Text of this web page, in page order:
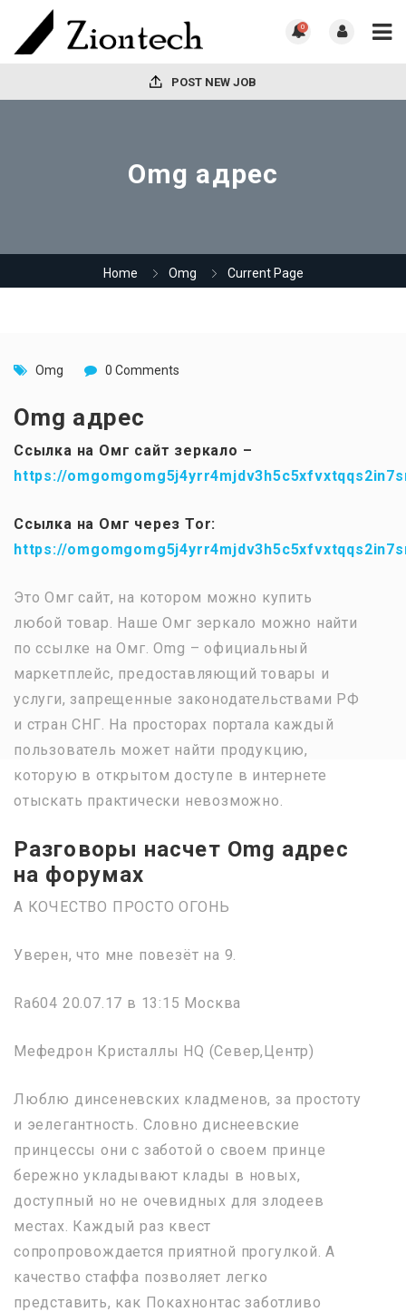
0
POST NEW JOB
Omg адрес
Home Omg Current Page
Omg 0 Comments
Omg адрес
Ссылка на Омг сайт зеркало –
https://
Ссылка на Омг через Tor:
https://
Это Омг сайт, на котором можно купить
любой товар. Наше Омг зеркало можно найти
по ссылке на Омг. Omg – официальный
маркетплейс, предоставляющий товары и
услуги, запрещенные законодательствами РФ
и стран СНГ. На просторах портала каждый
пользователь может найти продукцию,
которую в открытом доступе в интернете
отыскать практически невозможно.
Разговоры насчет Omg адрес
на форумах
А КОЧЕСТВО ПРОСТО ОГОНЬ
Уверен, что мне повезёт на 9.
Ra604 20.07.17 в 13:15 Москва
Мефедрон Кристаллы HQ (Север,Центр)
Люблю динсеневских кладменов, за простоту
и эелегантность. Словно диснеевские
принцессы они с заботой о своем принце
бережно укладывают клады в новых,
доступный но не очевидных для злодеев
местах. Каждый раз квест
сопропровождается приятной прогулкой. А
качество стаффа позволяет легко
представить, как Покахнонтас заботливо